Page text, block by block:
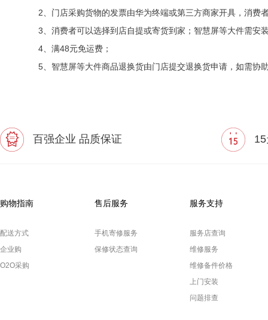
2、门店采购货物的发票由华为终端或第三方商家开具，消费
3、消费者可以选择到店自提或寄货到家；智慧屏等大件需安
4、满48元免运费；
5、智慧屏等大件商品退换货由门店提交退换货申请，如需协
百强企业 品质保证
购物指南
配送方式
企业购
O2O采购
售后服务
手机寄修服务
保修状态查询
服务支持
服务店查询
维修服务
维修备件价格
上门安装
问题排查